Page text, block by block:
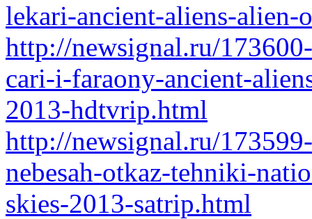
lekari-ancient-aliens-
http://newsignal.ru/
cari-i-faraony-ancient-
2013-hdtvrip.html
http://newsignal.ru/
nebesah-otkaz-tehniki-
skies-2013-satrip.html